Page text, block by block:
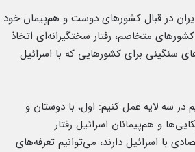
در قبال کشورهای دوست و هم‌پیمان خود
متخاصم، رفتار سختگیرانه‌ای اتخاذ
سنگینی برای کشورهایی که با اسرائیل
سه لایه عمل کنیم: اول، با دوستان و
و هم‌پیمانان اسرائیل رفتار
با اسرائیل دارند، می‌توانیم تعرفه‌های